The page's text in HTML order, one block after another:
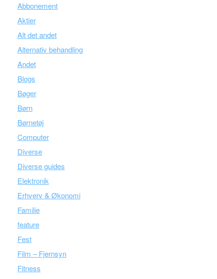
Abbonement
Aktier
Alt det andet
Alternativ behandling
Andet
Blogs
Bøger
Børn
Børnetøj
Computer
Diverse
Diverse guides
Elektronik
Erhverv & Økonomi
Familie
feature
Fest
Film – Fjernsyn
Fitness